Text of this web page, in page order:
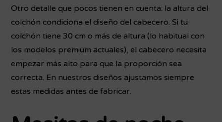
Otro detalle que pocos tienen en cuenta: la altura del
colchón condiciona el diseño del cabecero. Si tu
colchón tiene 30 cm o más de altura (lo habitual con
los modelos premium actuales), el cabecero necesita
empezar más alto para que la proporción sea
correcta. En nuestros diseños ajustamos siempre
estas medidas antes de fabricar.